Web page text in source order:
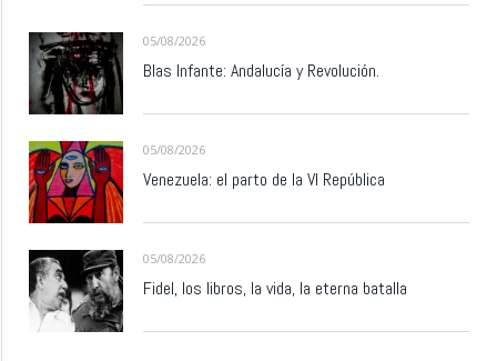
05/08/2026
Blas Infante: Andalucía y Revolución.
05/08/2026
Venezuela: el parto de la VI República
05/08/2026
Fidel, los libros, la vida, la eterna batalla